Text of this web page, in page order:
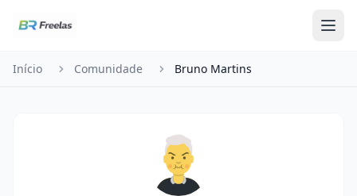
Início Comunidade Bruno Martins